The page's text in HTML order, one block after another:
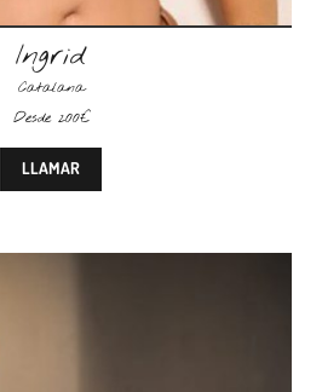
Ingrid
Catalana
Desde 200€
LLAMAR